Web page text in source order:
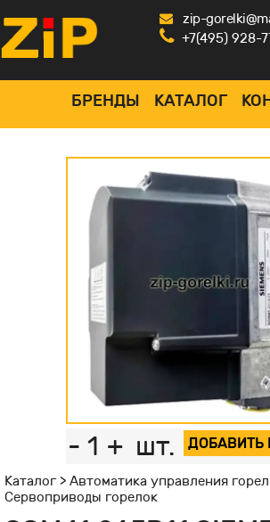
zip-
+7(495) 928-
БРЕНДЫ КАТАЛОГ
- 1 + шт. ДОБАВИТЬ
Каталог> Автоматика управления
Сервоприводы горелок